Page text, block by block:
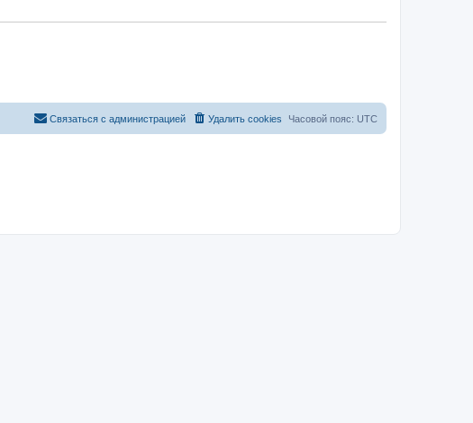
Часовой пояс: UTC
Удалить cookies
Связаться с администрацией